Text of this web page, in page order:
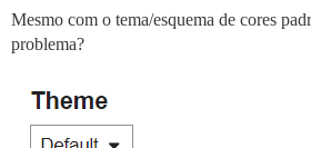
Mesmo com o tema/esquema de cores
problema?